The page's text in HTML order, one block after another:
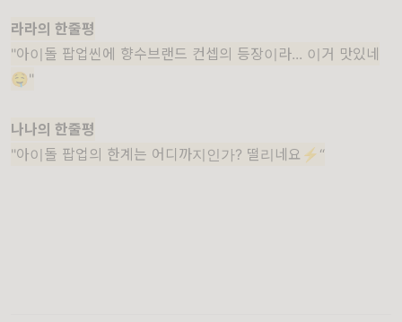
라라의 한줄평
"아이돌 팝업씬에 향수브랜드 컨셉의 등장이라... 이거 맛있네
🤤"
나나의 한줄평
"아이돌 팝업의 한계는 어디까지인가? 떨리네요⚡️“